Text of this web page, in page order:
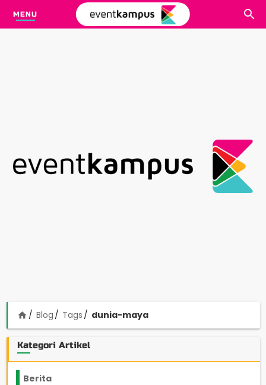
MENU
home Blog Tags dunia-maya
Kategori Artikel
Berita